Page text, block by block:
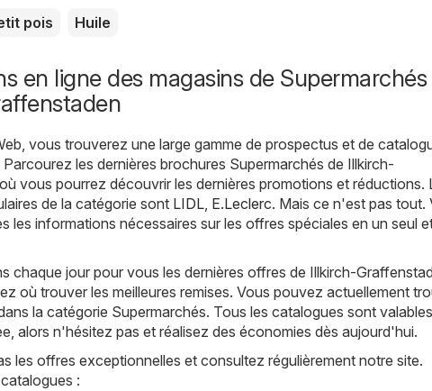
pois Huile
en ligne des magasins de Supermarchés
vous trouverez une large gamme de prospectus et de
Parcourez les dernières brochures Supermarchés de Illkirch-
vous pourrez découvrir les dernières promotions et réductions.
de la catégorie sont LIDL, E.Leclerc. Mais ce n'est pas tout.
les informations nécessaires sur les offres spéciales en un seul
chaque jour pour vous les dernières offres de Illkirch-
où trouver les meilleures remises. Vous pouvez actuellement
la catégorie Supermarchés. Tous les catalogues sont
alors n'hésitez pas et réalisez des économies dès aujourd'hui.
les offres exceptionnelles et consultez régulièrement notre site.
: